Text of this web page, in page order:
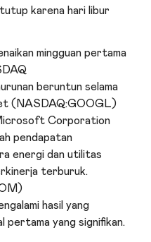
karena hari libur
mingguan pertama
beruntun selama
(NASDAQ:GOOGL)
Corporation
pendapatan
energi dan utilitas
terburuk.
)
hasil yang
pertama yang signifikan.